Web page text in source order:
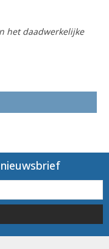
het daadwerkelijke